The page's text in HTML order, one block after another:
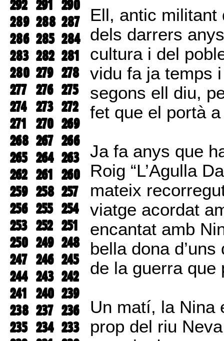
292 291 290
289 288 287
286 285 284
283 282 281
280 279 278
277 276 275
274 273 272
271 270 269
268 267 266
265 264 263
262 261 260
259 258 257
256 255 254
253 252 251
250 249 248
247 246 245
244 243 242
241 240 239
238 237 236
235 234 233
Ell, antic militant
dels darrers
cultura i del
vidu fa ja temps
segons ell diu,
fet que el portà
Ja fa anys que
Roig “L’Agulla
mateix
viatge acordat
encantat amb
bella dona
de la guerra que
Un matí, la Nina
prop del riu